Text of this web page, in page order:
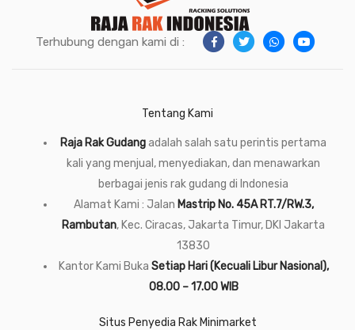
Terhubung dengan kami di :
Tentang Kami
Raja Rak Gudangadalah salah satu perintis pertama
kali yang menjual, menyediakan, dan menawarkan
berbagai jenis rak gudang di Indonesia
Alamat Kami : Jalan Mastrip No. 45A RT.7/RW.3,
Rambutan, Kec. Ciracas, Jakarta Timur, DKI Jakarta
13830
Kantor Kami Buka Setiap Hari (Kecuali Libur Nasional),
08.00 – 17.00 WIB
Situs Penyedia Rak Minimarket